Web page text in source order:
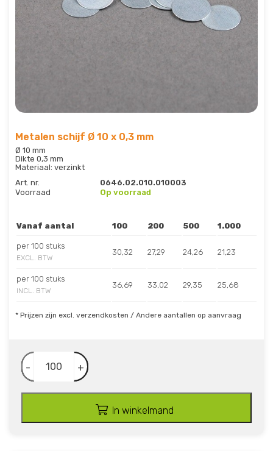
Metalen schijf Ø 10 x 0,3 mm
Ø 10 mm
Dikte 0,3 mm
Materiaal: verzinkt
Art. nr.
0646.02.010.010003
Voorraad
Op voorraad
Vanaf aantal 100 200 500 1.000
per 100 stuks
EXCL. BTW
30,32 27,29 24,26 21,23
per 100 stuks
INCL. BTW
36,69 33,02 29,35 25,68
* Prijzen zijn excl. verzendkosten / Andere aantallen op aanvraag
- +
In winkelmand